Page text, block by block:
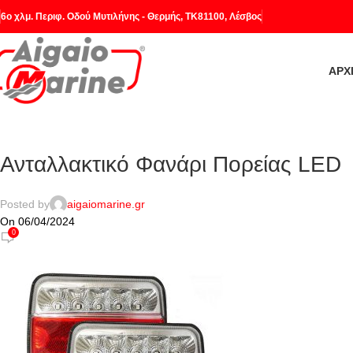
6o χλμ. Περιφ. Οδού Μυτιλήνης - Θερμής, ΤΚ81100, Λέσβος
Ανταλλακτικό Φανάρι Πορείας LED
Posted by
aigaiomarine.gr
On 06/04/2024
0